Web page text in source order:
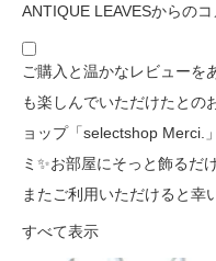
ANTIQUE LEAVESからのコ
ご購入と温かなレビューを
も楽しんでいただけたとの
ョップ「selectshop Merci.
ミ✨お部屋にそっと飾るだ
またご利用いただけると幸
すべて表示